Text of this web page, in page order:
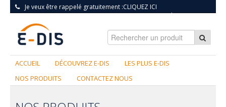
Je veux être rappelé gratuitement :CLIQUEZ ICI
S'INSCRIRE|CONNEXION
ACCUEIL DÉCOUVREZ E-DIS
LES PLUS E-DIS
NOS PRODUITS
CONTACTEZ NOUS